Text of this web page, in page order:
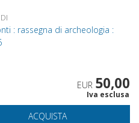
: rassegna di archeologia :
EUR 50,00
Iva esclusa
ACQUISTA